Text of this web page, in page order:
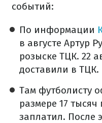
событий:
По информации
в августе Артур
розыске ТЦК. 22
доставили в ТЦК.
Там футболисту
размере 17
заплатил. После